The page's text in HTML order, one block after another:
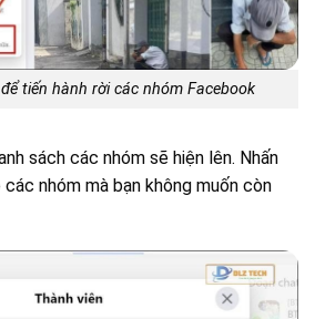
tiến hành rời các nhóm Facebook
sách các nhóm sẽ hiện lên. Nhấn
nhóm mà bạn không muốn còn